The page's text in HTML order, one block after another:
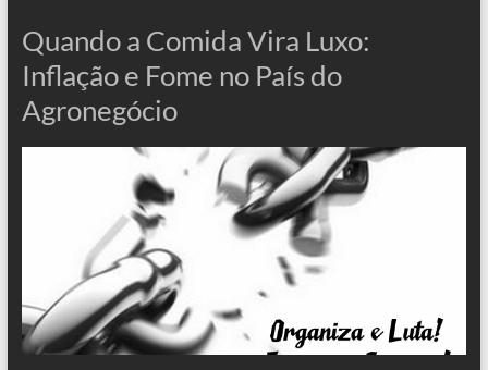
Quando a Comida Vira Luxo:
Inflação e Fome no País do
Agronegócio